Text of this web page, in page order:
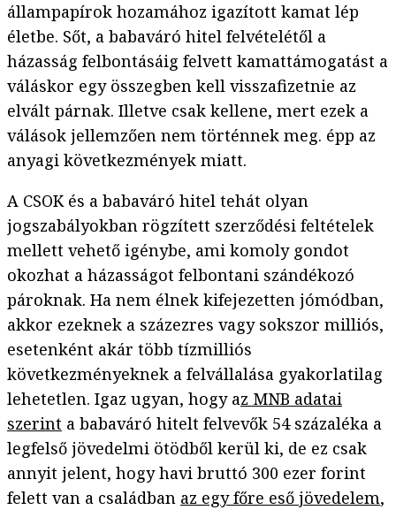
állampapírok hozamához igazított kamat lép
életbe. Sőt, a babaváró hitel felvételétől a
házasság felbontásáig felvett kamattámogatást a
váláskor egy összegben kell visszafizetnie az
elvált párnak. Illetve csak kellene, mert ezek a
válások jellemzően nem történnek meg. épp az
anyagi következmények miatt.
A CSOK és a babaváró hitel tehát olyan
jogszabályokban rögzített szerződési feltételek
mellett vehető igénybe, ami komoly gondot
okozhat a házasságot felbontani szándékozó
pároknak. Ha nem élnek kifejezetten jómódban,
akkor ezeknek a százezres vagy sokszor milliós,
esetenként akár több tízmilliós
következményeknek a felvállalása gyakorlatilag
lehetetlen. Igaz ugyan, hogy az MNB adatai
szerint a babaváró hitelt felvevők 54 százaléka a
legfelső jövedelmi ötödből kerül ki, de ez csak
annyit jelent, hogy havi bruttó 300 ezer forint
felett van a családban az egy főre eső jövedelem,